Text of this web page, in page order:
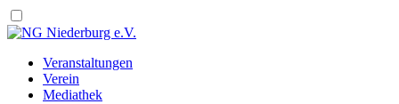
Veranstaltungen
Verein
Mediathek